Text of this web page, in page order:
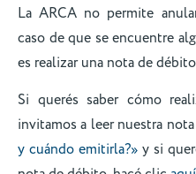
La ARCA no permite
caso de que se encuentre
es realizar una nota de
Si querés saber cómo
invitamos a leer nuestra nota
y cuándo emitirla?» y si